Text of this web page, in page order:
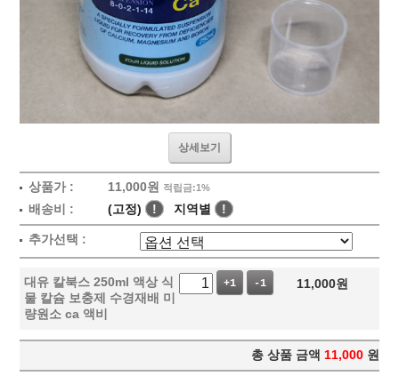
상세보기
상품가 : 11,000원 적립금:1%
배송비 : (고정) ! 지역별 !
추가선택 :
대유 칼북스 250ml 액상 식
물 칼슘 보충제 수경재배 미
량원소 ca 액비
+1 -1 11,000원
총 상품 금액 11,000 원